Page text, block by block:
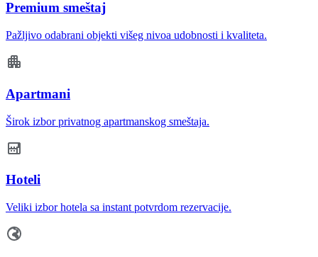
Premium smeštaj
Pažljivo odabrani objekti višeg nivoa udobnosti i kvaliteta.
Apartmani
Širok izbor privatnog apartmanskog smeštaja.
Hoteli
Veliki izbor hotela sa instant potvrdom rezervacije.